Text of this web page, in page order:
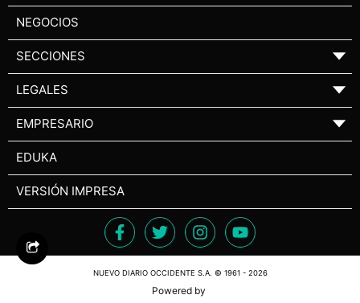
NEGOCIOS
SECCIONES ▼
LEGALES ▼
EMPRESARIO ▼
EDUKA
VERSIÓN IMPRESA
NUEVO DIARIO OCCIDENTE S.A. © 1961 - 2026
Powered by